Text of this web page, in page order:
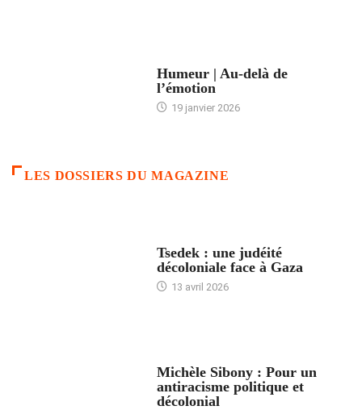
Humeur | Au-delà de
l’émotion
19 janvier 2026
LES DOSSIERS DU MAGAZINE
Tsedek : une judéité
décoloniale face à Gaza
13 avril 2026
Michèle Sibony : Pour un
antiracisme politique et
décolonial